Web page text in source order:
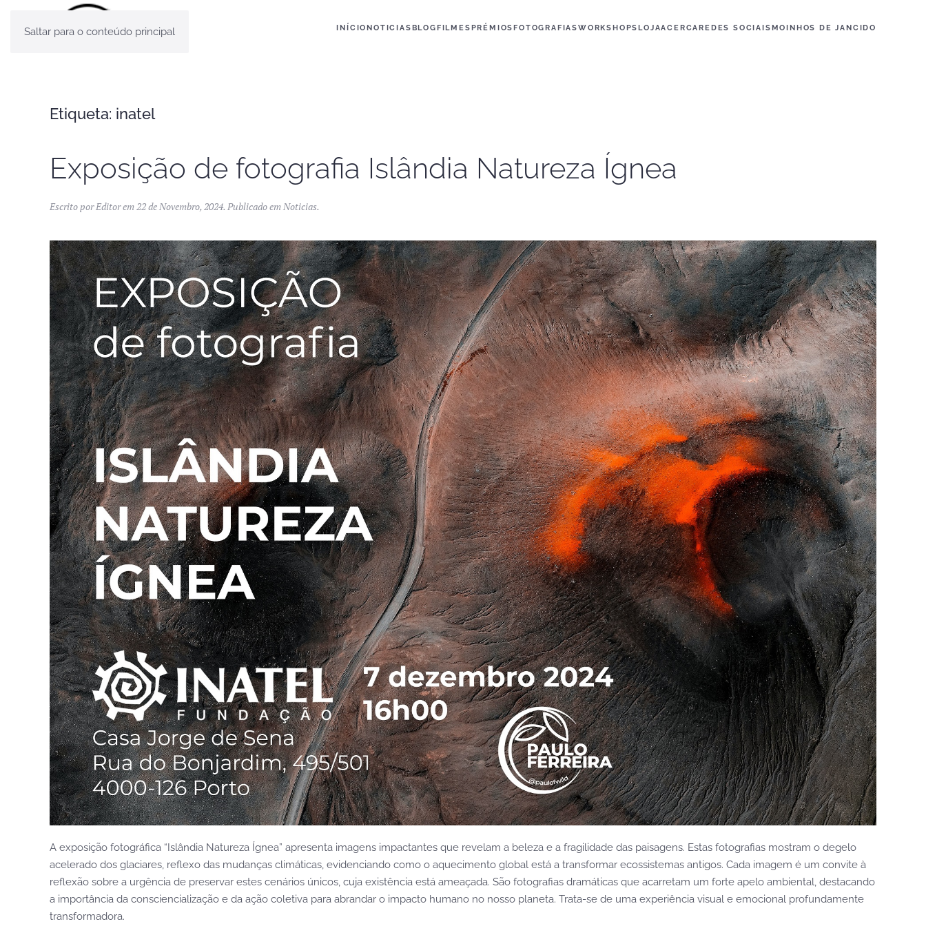
Saltar para o conteúdo principal INÍCIONOTICIASBLOGFILMESPRÉMIOSFOTOGRAFIASWORKSHOPSLOJAACERCAREDES SOCIAISMOINHOS DE JANCIDO
Etiqueta: inatel
Exposição de fotografia Islândia Natureza Ígnea
Escrito porEditorem22 de Novembro, 2024. Publicado emNoticias.
A exposição fotográfica “Islândia Natureza Ígnea” apresenta imagens impactantes que revelam a beleza e a fragilidade das paisagens. Estas fotografias mostram o degelo
acelerado dos glaciares, reflexo das mudanças climáticas, evidenciando como o aquecimento global está a transformar ecossistemas antigos. Cada imagem é um convite à
reflexão sobre a urgência de preservar estes cenários únicos, cuja existência está ameaçada. São fotografias dramáticas que acarretam um forte apelo ambiental, destacando
a importância da consciencialização e da ação coletiva para abrandar o impacto humano no nosso planeta. Trata-se de uma experiência visual e emocional profundamente
transformadora.